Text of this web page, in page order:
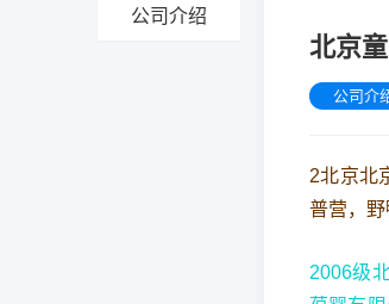
公司介绍
北京
公司介
2北京北
普营，野
2006级